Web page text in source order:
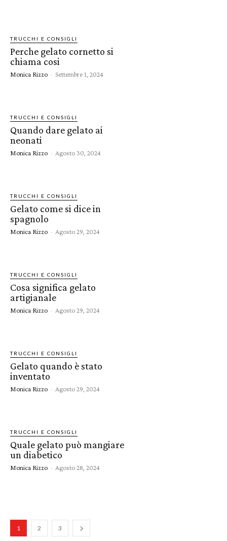
TRUCCHI E CONSIGLI
Perche gelato cornetto si
chiama cosi
Monica Rizzo - Settembre 1, 2024
TRUCCHI E CONSIGLI
Quando dare gelato ai
neonati
Monica Rizzo - Agosto 30, 2024
TRUCCHI E CONSIGLI
Gelato come si dice in
spagnolo
Monica Rizzo - Agosto 29, 2024
TRUCCHI E CONSIGLI
Cosa significa gelato
artigianale
Monica Rizzo - Agosto 29, 2024
TRUCCHI E CONSIGLI
Gelato quando è stato
inventato
Monica Rizzo - Agosto 29, 2024
TRUCCHI E CONSIGLI
Quale gelato può mangiare
un diabetico
Monica Rizzo - Agosto 28, 2024
1 2 3